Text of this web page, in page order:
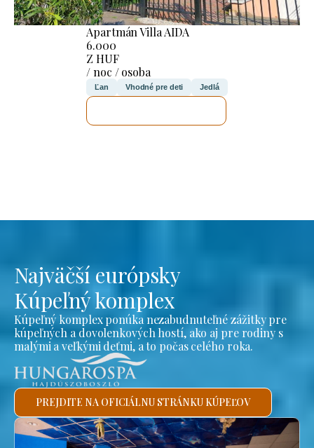
Apartmán Villa AIDA
6.000
Z HUF
/ noc / osoba
Ľan Vhodné pre deti Jedlá
Najväčší európsky
Kúpeľný komplex
Kúpeľný komplex ponúka nezabudnuteľné zážitky pre
kúpeľných a dovolenkových hostí, ako aj pre rodiny s
malými a veľkými deťmi, a to počas celého roka.
PREJDITE NA OFICIÁLNU STRÁNKU KÚPEĽOV